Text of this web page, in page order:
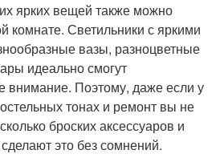
ярких вещей также можно
комнате. Светильники с яркими
вазы, разноцветные
идеально смогут
внимание. Поэтому, даже если у
тонах и ремонт вы не
броских аксессуаров и
это без сомнений.